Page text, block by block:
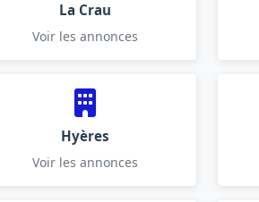
La Crau
Voir les annonces
Hyères
Voir les annonces